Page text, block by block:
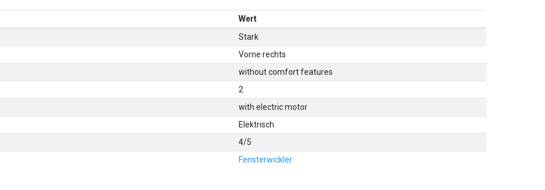
Wert
Stark
Vorne rechts
without comfort features
2
with electric motor
Elektrisch
4/5
Fensterwickler